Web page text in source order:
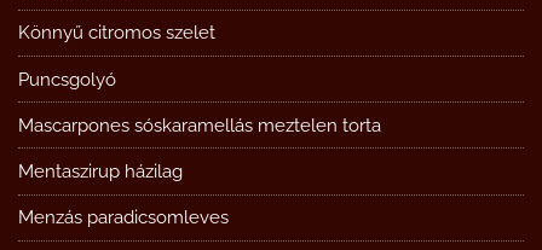
Könnyű citromos szelet
Puncsgolyó
Mascarpones sóskaramellás meztelen torta
Mentaszirup házilag
Menzás paradicsomleves